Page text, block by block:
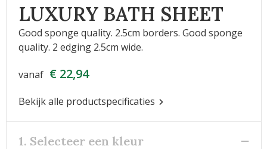
LUXURY BATH SHEET
Good sponge quality. 2.5cm borders. Good sponge
quality. 2 edging 2.5cm wide.
vanaf € 22,94
Bekijk alle productspecificaties
1. Selecteer een kleur